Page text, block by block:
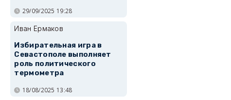
29/09/2025 19:28
Иван Ермаков
Избирательная игра в
Севастополе выполняет
роль политического
термометра
18/08/2025 13:48